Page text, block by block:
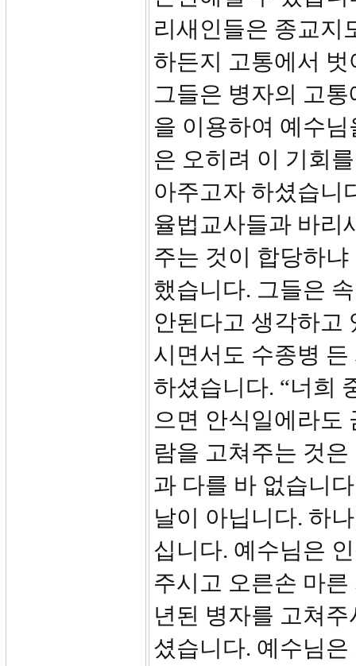
리새인들은 종교지
하든지 고통에서
그들은 병자의 고
을 이용하여 예수
은 오히려 이 기회
아주고자 하셨습니
율법교사들과 바리
주는 것이 합당하
했습니다. 그들은
안된다고 생각하고
시면서도 수종병
하셨습니다. “너희
으면 안식일에라도
람을 고쳐주는 것
과 다를 바 없습니
날이 아닙니다. 하
십니다. 예수님은
주시고 오른손 마
년된 병자를 고쳐
셨습니다. 예수님